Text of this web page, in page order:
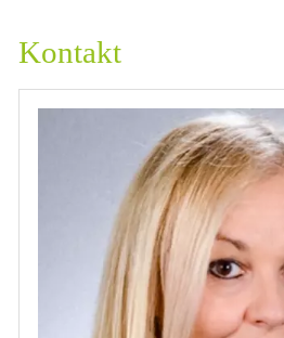
Kontakt